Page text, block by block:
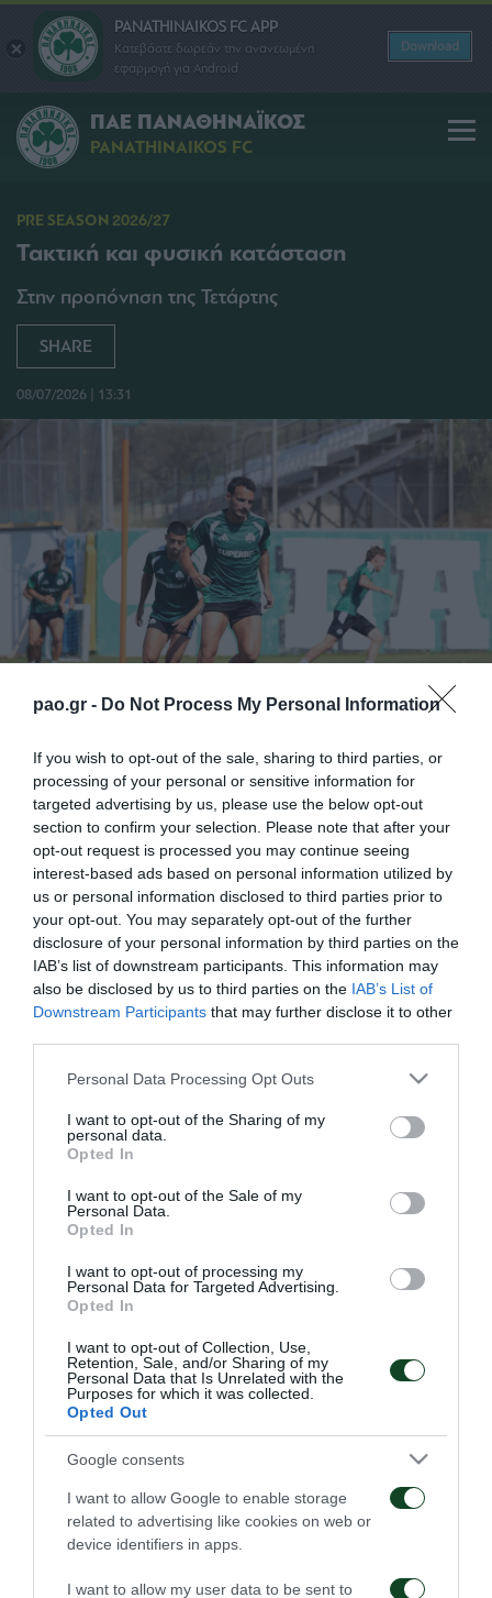
pao.gr - Do Not Process My Personal Information
If you wish to opt-out of the sale, sharing to third parties, or
processing of your personal or sensitive information for
targeted advertising by us, please use the below opt-out
section to confirm your selection. Please note that after your
opt-out request is processed you may continue seeing
interest-based ads based on personal information utilized by
us or personal information disclosed to third parties prior to
your opt-out. You may separately opt-out of the further
disclosure of your personal information by third parties on the
IAB’s list of downstream participants. This information may
also be disclosed by us to third parties on the IAB’s List of
Downstream Participants that may further disclose it to other
Please note that this website/app uses one or more Google
not limited to your visit or usage behaviour. You may click to
grant or deny consent to Google and its third-party tags to
use your data for below specified purposes in below Google
consent section.
Personal Data Processing Opt Outs
I want to opt-out of the Sharing of my
personal data.
Opted In
I want to opt-out of the Sale of my
Personal Data.
Opted In
I want to opt-out of processing my
Personal Data for Targeted Advertising.
Opted In
I want to opt-out of Collection, Use,
Retention, Sale, and/or Sharing of my
Personal Data that Is Unrelated with the
Purposes for which it was collected.
Opted Out
Google consents
I want to allow Google to enable storage
related to advertising like cookies on web or
device identifiers in apps.
I want to allow my user data to be sent to
PANATHINAIKOS FC APP
Κατεβάστε δωρεάν την ανανεωμένη
εφαρμογή για Android
Download
ΠΑΕ ΠΑΝΑΘΗΝΑΪΚΟΣ
PANATHINAIKOS FC
PRE SEASON 2026/27
Τακτική και φυσική κατάσταση
Στην προπόνηση της Τετάρτης
SHARE
08/07/2026 | 13:31
Με πρωινή προπόνηση στο «Γ. Καλαφάτης»
συνεχίστηκε η προετοιμασία του Παναθηναϊκού
ενόψει της νέας αγωνιστικής περιόδου.
Το πρόγραμμα είχε αρκετή ένταση, με τους
Πράσινους να ξεκινούν με προθέρμανση και να
συνεχίζουν με ασκήσεις κατοχής της μπάλας, τακτική
και παιχνίδι σε περιορισμένο χώρο. Η προπόνηση
ολοκληρώθηκε με στοχευμένες ασκήσεις φυσικής
κατάστασης, προσαρμοσμένες στις απαιτήσεις κάθε
θέσης. Παράλληλα, στο μεγαλύτερο μέρος της
πρόγραμματος συμμετείχε ο Στέφαν Ντε Φράι.
Η επόμενη προπόνηση είναι προγραμματισμένη για
το πρωί της Πέμπτης.
PRE SEASON 2026/27
«Πρώτη» για Φαν
Ντρόνγκελεν
Τακτική και φυσική
κατάσταση